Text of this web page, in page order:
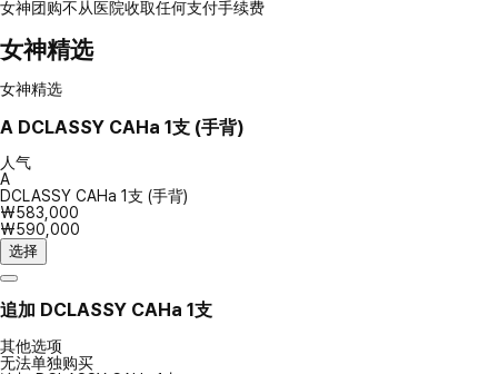
女神团购不从医院收取任何支付手续费
女神精选
女神精选
A DCLASSY CAHa 1支 (手背)
人气
A
DCLASSY CAHa 1支 (手背)
₩583,000
₩590,000
选择
追加 DCLASSY CAHa 1支
其他选项
无法单独购买